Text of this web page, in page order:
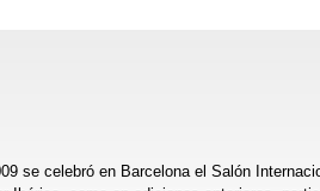
se celebró en Barcelona el Salón